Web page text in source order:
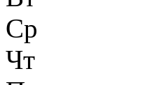
Ср
Чт